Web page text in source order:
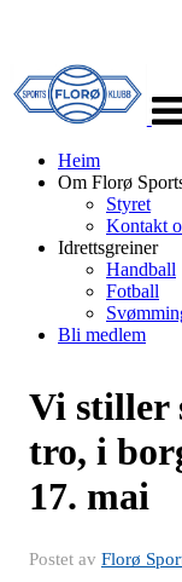
Heim
Om Florø
Styret
Kontakt
Idrettsgreiner
Handball
Fotball
Bli medlem
Vi stiller
tro, i
17. mai
Postet av Florø